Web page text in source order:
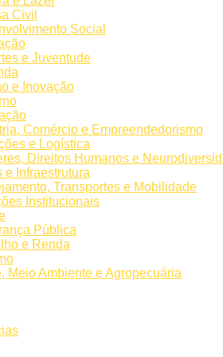
Civil
Social
e Juventude
e Inovação
Comércio e Empreendedorismo
e Logística
Direitos Humanos e
e Infraestrutura
Transportes e Mobilidade
Institucionais
Pública
e Renda
Meio Ambiente e Agropecuária